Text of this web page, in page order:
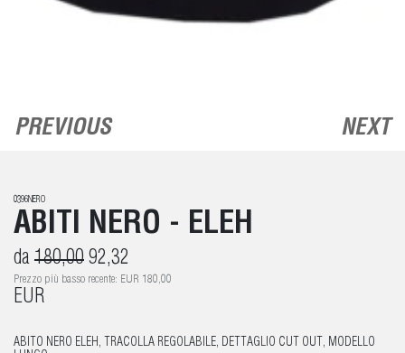
PREVIOUS NEXT
0396NERO
ABITI NERO - ELEH
da 180,00 92,32
Prezzo più basso recente: EUR 180,00
EUR
ABITO NERO ELEH, TRACOLLA REGOLABILE, DETTAGLIO CUT OUT, MODELLO